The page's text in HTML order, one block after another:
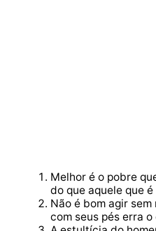
Melhor é o pobre
do que aquele que
Não é bom agir
com seus pés erra o